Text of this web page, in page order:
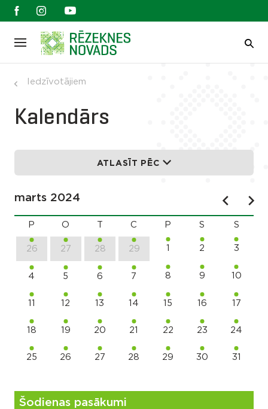
Iedzīvotājiem
Kalendārs
ATLASĪT PĒC
marts 2024
P O C P S S
26 27 28 29 1 2 3
4 5 6 7 8 9 10
11 12 13 14 15 16 17
18 19 20 21 22 23 24
25 26 27 28 29 30 31
Šodienas pasākumi